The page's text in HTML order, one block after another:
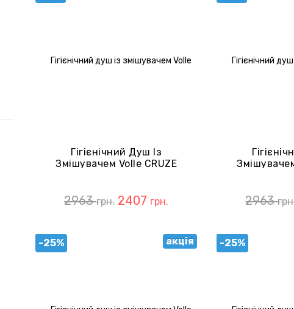
Гігієнічний Душ Із
Змішувачем Volle CRUZE
2963грн. 2407 грн. 2963
-25% акція -25%